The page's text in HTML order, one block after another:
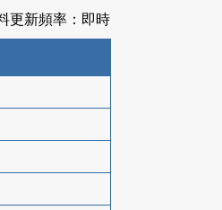
更新頻率：即時